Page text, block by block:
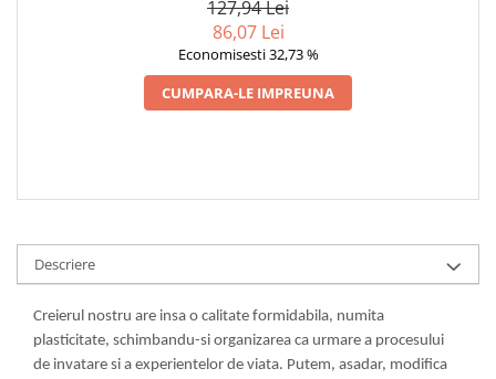
127,94 Lei
86,07 Lei
Economisesti 32,73 %
CUMPARA-LE IMPREUNA
Descriere
Creierul nostru are insa o calitate formidabila, numita
plasticitate, schimbandu-si organizarea ca urmare a procesului
de invatare si a experientelor de viata. Putem, asadar, modifica